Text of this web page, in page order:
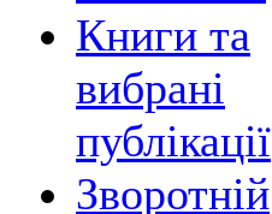
Книги та
вибрані
публікації
Зворотній